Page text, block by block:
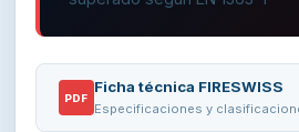
PDF
Ficha técnica FIRESWISS
Especificaciones y